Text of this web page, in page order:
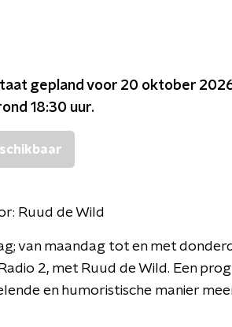
gepland voor 20 oktober
18:30 uur.
Ruud de Wild
van maandag tot en met
2, met Ruud de Wild. Een
en humoristische manier